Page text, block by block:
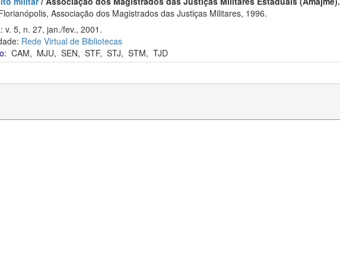
Associação dos Magistrados das Justiças Militares, 1996.
v. 5, n. 27, jan./fev., 2001.
Rede Virtual de Bibliotecas
CAM, MJU, SEN, STF, STJ, STM, TJD